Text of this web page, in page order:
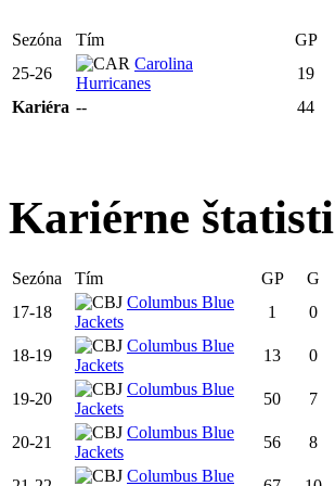
Sezóna Tím GP
25-26
Carolina
Hurricanes
19
Kariéra -- 44
Kariérne
Sezóna Tím GP G
17-18
Columbus Blue
Jackets
1 0
18-19
Columbus Blue
Jackets
13 0
19-20
Columbus Blue
Jackets
50 7
20-21
Columbus Blue
Jackets
56 8
Columbus Blue